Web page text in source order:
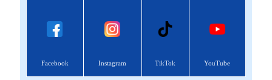
Facebook Instagram TikTok YouTube